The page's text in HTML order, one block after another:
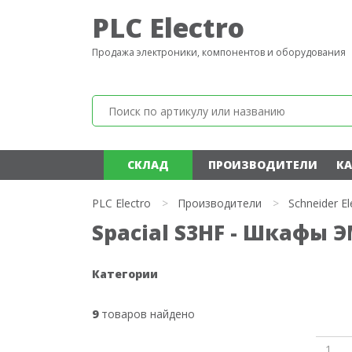
PLC Electro
Продажа электроники, компонентов и оборудования
СКЛАД ПРОИЗВОДИТЕЛИ
PLC Electro > Производители > Schneider
Spacial S3HF - Шкафы
Категории
9товаров найдено